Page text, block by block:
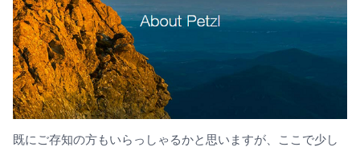
既にご存知の方もいらっしゃるかと思いますが、ここで少し